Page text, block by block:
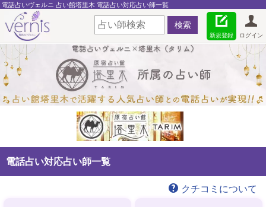
電話占いヴェルニ 占い館塔里木 電話占い対応占い師一覧
ログイン
新規登録
電話占い対応占い師一覧
クチコミについて